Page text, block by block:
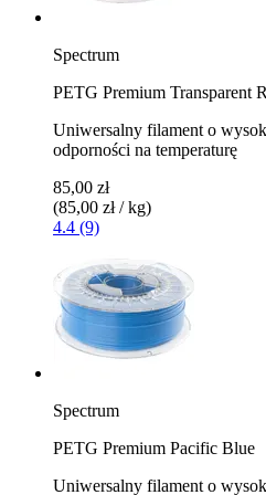
Spectrum
PETG Premium Transparent
Uniwersalny filament o
odporności na temperaturę
85,00 zł
(85,00 zł / kg)
4.4 (9)
Spectrum
PETG Premium Pacific Blue
Uniwersalny filament o